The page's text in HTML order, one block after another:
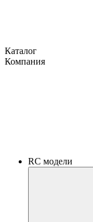
Каталог
Компания
RC модели